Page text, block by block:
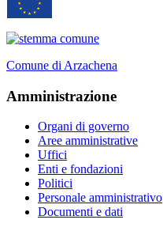
Comune di Arzachena
Amministrazione
Organi di governo
Aree amministrative
Uffici
Enti e fondazioni
Politici
Personale amministrativo
Documenti e dati